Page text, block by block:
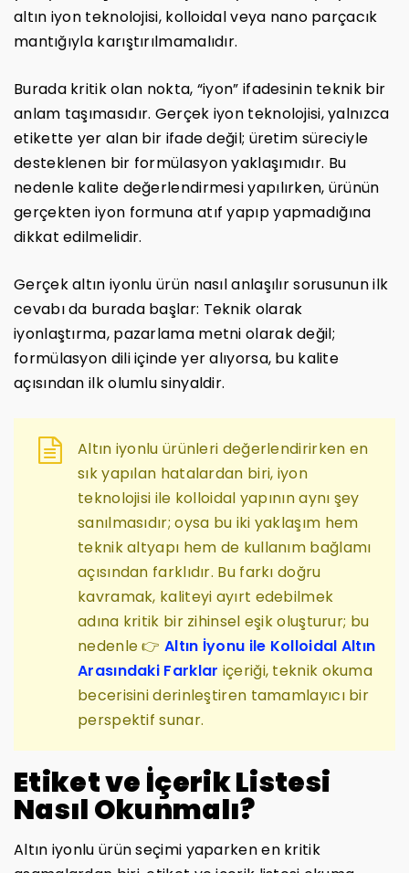
altın iyon teknolojisi, kolloidal veya nano parçacık
mantığıyla karıştırılmamalıdır.
Burada kritik olan nokta, “iyon” ifadesinin teknik bir
anlam taşımasıdır. Gerçek iyon teknolojisi, yalnızca
etikette yer alan bir ifade değil; üretim süreciyle
desteklenen bir formülasyon yaklaşımıdır. Bu
nedenle kalite değerlendirmesi yapılırken, ürünün
gerçekten iyon formuna atıf yapıp yapmadığına
dikkat edilmelidir.
Gerçek altın iyonlu ürün nasıl anlaşılır sorusunun ilk
cevabı da burada başlar: Teknik olarak
iyonlaştırma, pazarlama metni olarak değil;
formülasyon dili içinde yer alıyorsa, bu kalite
açısından ilk olumlu sinyaldir.
Altın iyonlu ürünleri değerlendirirken en
sık yapılan hatalardan biri, iyon
teknolojisi ile kolloidal yapının aynı şey
sanılmasıdır; oysa bu iki yaklaşım hem
teknik altyapı hem de kullanım bağlamı
açısından farklıdır. Bu farkı doğru
kavramak, kaliteyi ayırt edebilmek
adına kritik bir zihinsel eşik oluşturur; bu
nedenle 👉 Altın İyonu ile Kolloidal Altın
Arasındaki Farklar içeriği, teknik okuma
becerisini derinleştiren tamamlayıcı bir
perspektif sunar.
Etiket ve İçerik Listesi
Nasıl Okunmalı?
Altın iyonlu ürün seçimi yaparken en kritik